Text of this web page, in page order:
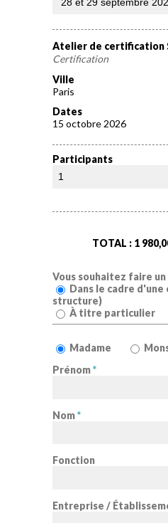
Atelier de certification
Certification
Ville
Paris
Dates
15 octobre 2026
Participants
TOTAL : 1
Vous souhaitez faire
Dans le cadre
structure)
À titre particulier
Madame
Prénom*
Nom*
Fonction
Entreprise /